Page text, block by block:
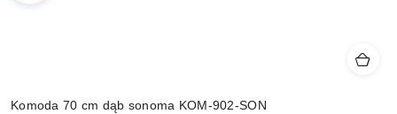
Komoda 70 cm dąb sonoma KOM-902-SON